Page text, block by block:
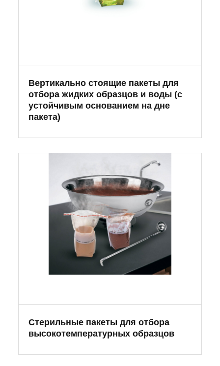
Вертикально стоящие пакеты для
отбора жидких образцов и воды (с
устойчивым основанием на дне
пакета)
Стерильные пакеты для отбора
высокотемпературных образцов